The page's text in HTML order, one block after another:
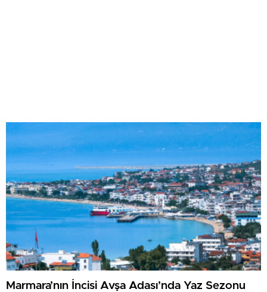
Marmara’nın İncisi Avşa Adası’nda Yaz Sezonu